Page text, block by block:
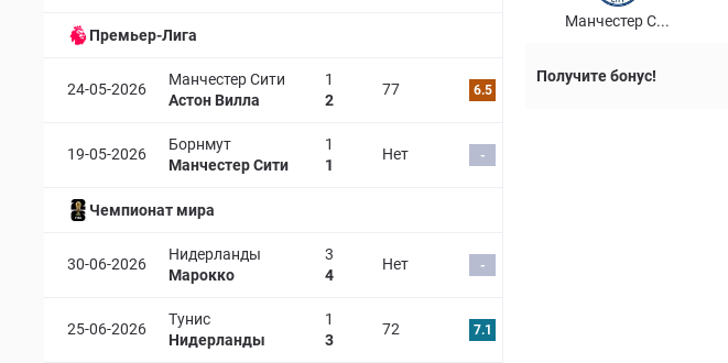
Премьер-Лига
24-05-2026
Манчестер Сити
Астон Вилла
1
2
77 6.5
19-05-2026
Борнмут
Манчестер Сити
1
1
Нет -
Чемпионат мира
30-06-2026
Нидерланды
Марокко
3
4
Нет -
25-06-2026
Тунис
Нидерланды
1
3
72 7.1
Манчестер С...
Получите бонус!